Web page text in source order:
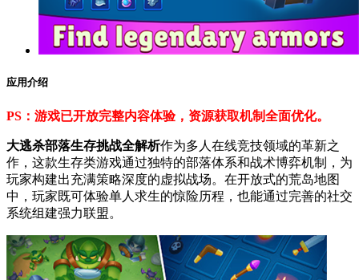
应用介绍
PS：游戏已开放完整内容体验，资源获取机制全面优化。
大逃杀部落生存挑战全解析作为多人在线竞技领域的革新之
作，这款生存类游戏通过独特的部落体系和战术博弈机制，为
玩家构建出充满策略深度的虚拟战场。在开放式的荒岛地图
中，玩家既可体验单人求生的惊险历程，也能通过完善的社交
系统组建强力联盟。